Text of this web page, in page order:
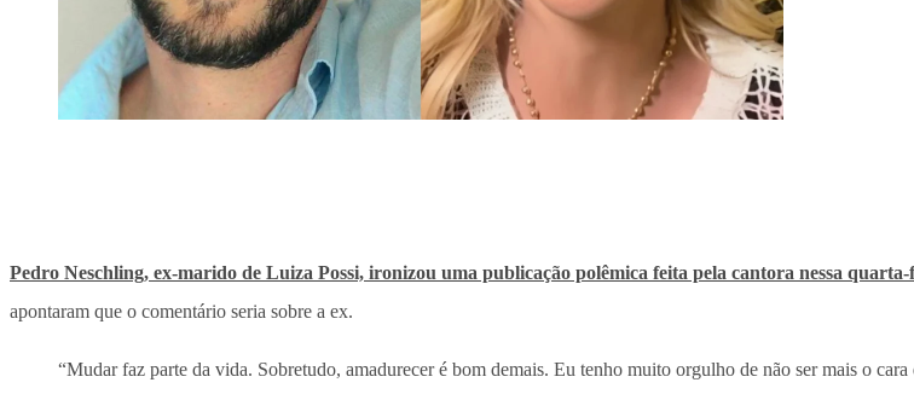
Pedro Neschling, ex-marido de Luiza Possi, ironizou uma publicação polêmica feita pela cantora nessa quarta-
apontaram que o comentário seria sobre a ex.
“Mudar faz parte da vida. Sobretudo, amadurecer é bom demais. Eu tenho muito orgulho de não ser mais o